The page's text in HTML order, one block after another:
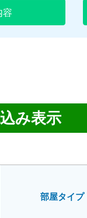
容
み表示
部屋タイプ